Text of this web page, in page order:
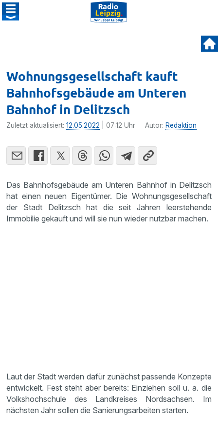
Wohnungsgesellschaft kauft
Bahnhofsgebäude am Unteren
Bahnhof in Delitzsch
Zuletzt aktualisiert:12.05.2022 | 07:12 Uhr Autor: Redaktion
Das Bahnhofsgebäude am Unteren Bahnhof in Delitzsch
hat einen neuen Eigentümer. Die Wohnungsgesellschaft
der Stadt Delitzsch hat die seit Jahren leerstehende
Immobilie gekauft und will sie nun wieder nutzbar machen.
Laut der Stadt werden dafür zunächst passende Konzepte
entwickelt. Fest steht aber bereits: Einziehen soll u. a. die
Volkshochschule des Landkreises Nordsachsen. Im
nächsten Jahr sollen die Sanierungsarbeiten starten.